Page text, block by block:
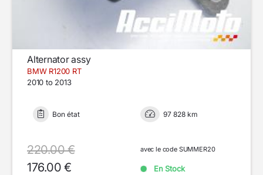
Alternator assy
BMW R1200 RT
2010 to 2013
Bon état 97 828 km
220.00 €
176.00 €
avec le code SUMMER20
En Stock